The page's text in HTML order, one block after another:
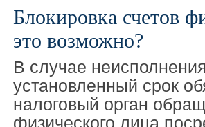
Блокировка счетов
это возможно?
В случае
установленный срок
налоговый орган
физического лица